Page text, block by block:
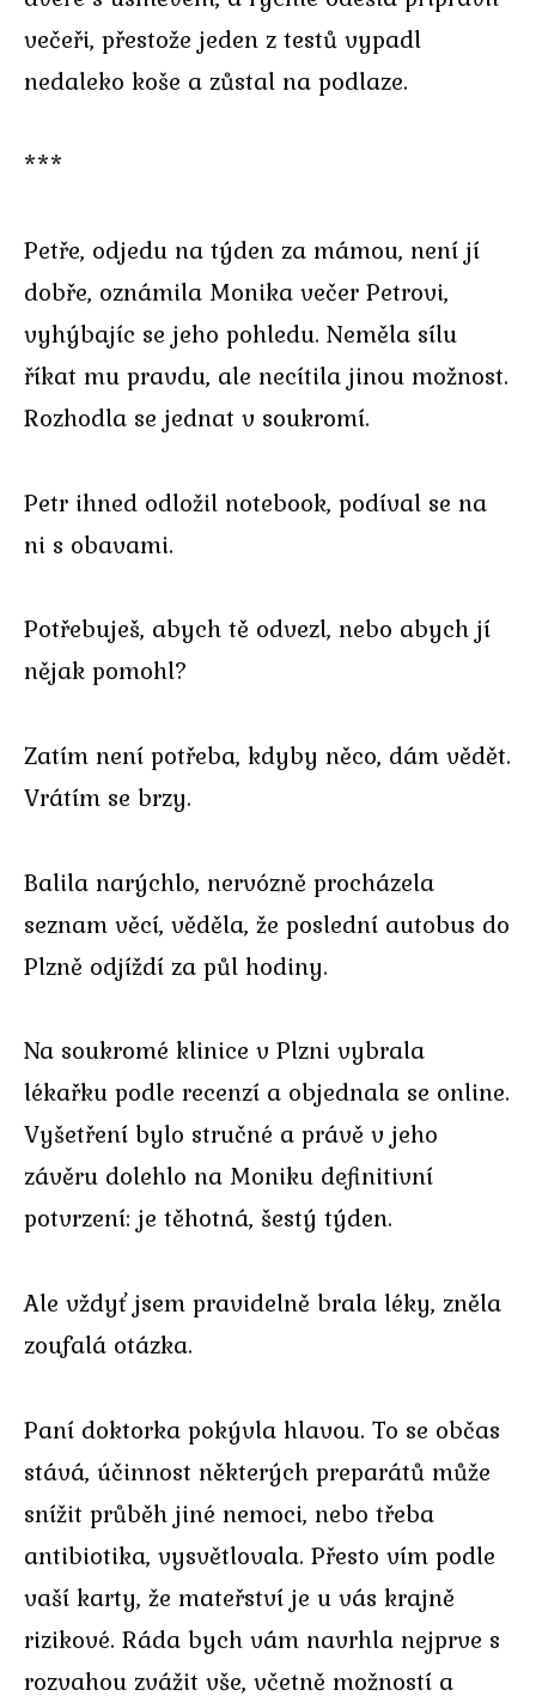
večeři, přestože jeden z testů vypadl
nedaleko koše a zůstal na podlaze.
***
Petře, odjedu na týden za mámou, není jí
dobře, oznámila Monika večer Petrovi,
vyhýbajíc se jeho pohledu. Neměla sílu
říkat mu pravdu, ale necítila jinou možnost.
Rozhodla se jednat v soukromí.
Petr ihned odložil notebook, podíval se na
ni s obavami.
Potřebuješ, abych tě odvezl, nebo abych jí
nějak pomohl?
Zatím není potřeba, kdyby něco, dám vědět.
Vrátím se brzy.
Balila narýchlo, nervózně procházela
seznam věcí, věděla, že poslední autobus do
Plzně odjíždí za půl hodiny.
Na soukromé klinice v Plzni vybrala
lékařku podle recenzí a objednala se online.
Vyšetření bylo stručné a právě v jeho
závěru dolehlo na Moniku definitivní
potvrzení: je těhotná, šestý týden.
Ale vždyť jsem pravidelně brala léky, zněla
zoufalá otázka.
Paní doktorka pokývla hlavou. To se občas
stává, účinnost některých preparátů může
snížit průběh jiné nemoci, nebo třeba
antibiotika, vysvětlovala. Přesto vím podle
vaší karty, že mateřství je u vás krajně
rizikové. Ráda bych vám navrhla nejprve s
rozvahou zvážit vše, včetně možností a